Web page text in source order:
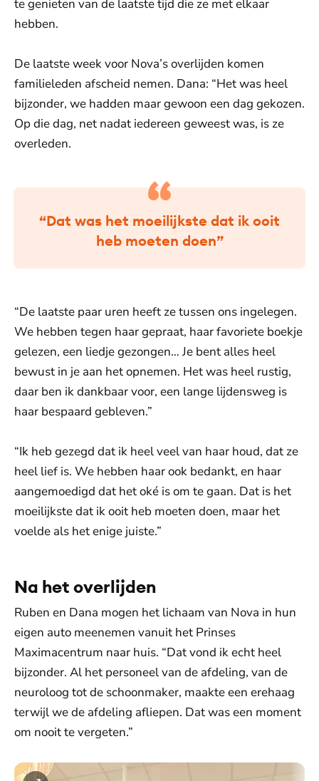
te genieten van de laatste tijd die ze met elkaar
hebben.
De laatste week voor Nova’s overlijden komen
familieleden afscheid nemen. Dana: “Het was heel
bijzonder, we hadden maar gewoon een dag gekozen.
Op die dag, net nadat iedereen geweest was, is ze
overleden.
“Dat was het moeilijkste dat ik ooit
heb moeten doen”
“De laatste paar uren heeft ze tussen ons ingelegen.
We hebben tegen haar gepraat, haar favoriete boekje
gelezen, een liedje gezongen… Je bent alles heel
bewust in je aan het opnemen. Het was heel rustig,
daar ben ik dankbaar voor, een lange lijdensweg is
haar bespaard gebleven.”
“Ik heb gezegd dat ik heel veel van haar houd, dat ze
heel lief is. We hebben haar ook bedankt, en haar
aangemoedigd dat het oké is om te gaan. Dat is het
moeilijkste dat ik ooit heb moeten doen, maar het
voelde als het enige juiste.”
Na het overlijden
Ruben en Dana mogen het lichaam van Nova in hun
eigen auto meenemen vanuit het Prinses
Maximacentrum naar huis. “Dat vond ik echt heel
bijzonder. Al het personeel van de afdeling, van de
neuroloog tot de schoonmaker, maakte een erehaag
terwijl we de afdeling afliepen. Dat was een moment
om nooit te vergeten.”